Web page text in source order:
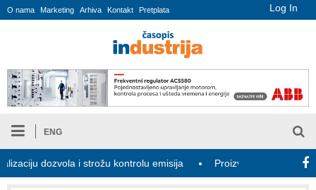
Log In
O nama Marketing Arhiva Kontakt Pretplata
ENG
i strožu kontrolu emisija Proizvodnja iC7 Hybrid 1500 VDC